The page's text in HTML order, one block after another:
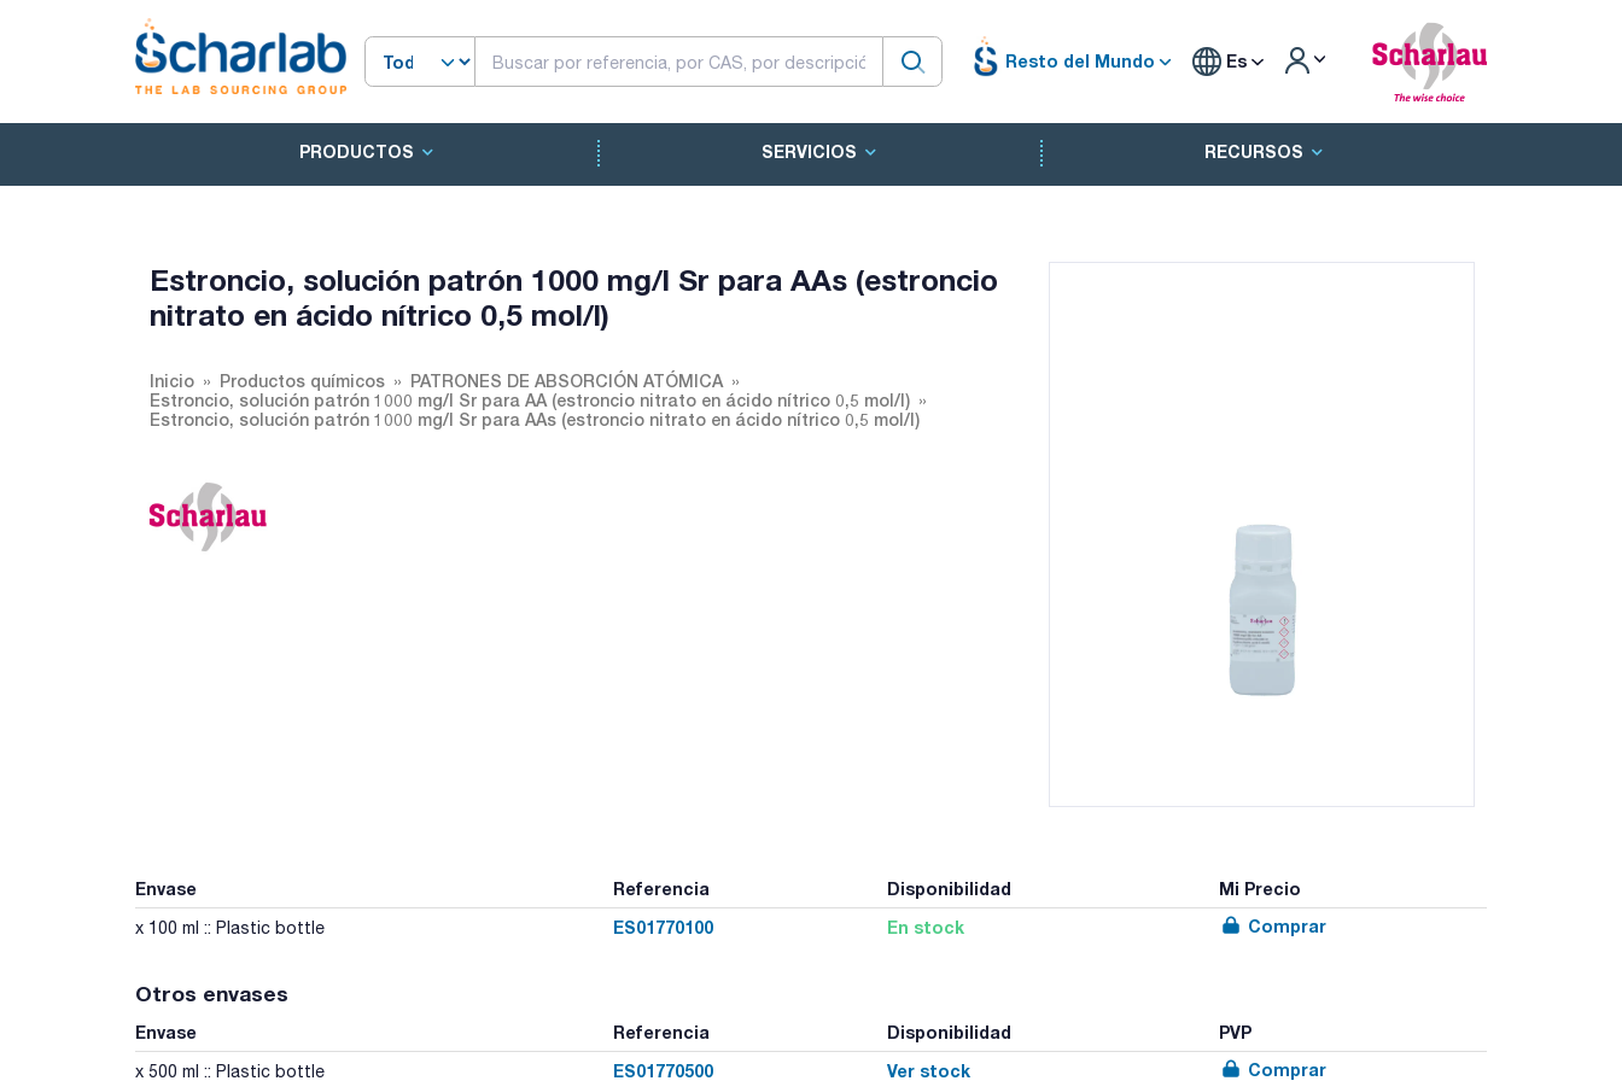
Resto del Mundo Es
PRODUCTOS SERVICIOS RECURSOS
Estroncio, solución patrón 1000 mg/l Sr para AAs (estroncio
nitrato en ácido nítrico 0,5 mol/l)
Inicio Productos químicos
PATRONES DE ABSORCIÓN ATÓMICA
Estroncio, solución patrón 1000 mg/l Sr para AA (estroncio nitrato en ácido nítrico 0,5 mol/l)
Estroncio, solución patrón 1000 mg/l Sr para AAs (estroncio nitrato en ácido nítrico 0,5 mol/l)
Envase Referencia Disponibilidad Mi Precio
x 100 ml :: Plastic bottle ES01770100 En stock Comprar
Otros envases
Envase Referencia Disponibilidad PVP
x 500 ml :: Plastic bottle ES01770500 Ver stock Comprar